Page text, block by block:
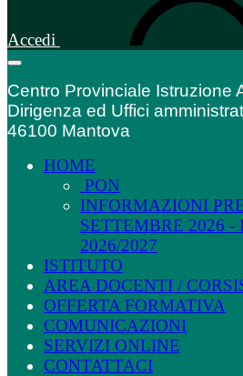
Accedi
Centro Provinciale Istruzione
Dirigenza ed Uffici
46100 Mantova
HOME
PON
INFORMAZIONI
SETTEMBRE 2026 -
2026/2027
ISTITUTO
AREA DOCENTI /
OFFERTA FORMATIVA
COMUNICAZIONI
SERVIZI ONLINE
CONTATTACI